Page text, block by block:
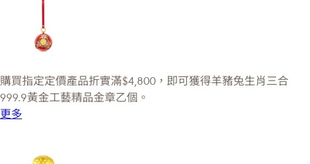
購買指定定價產品折實滿$4,800，即可獲得羊豬兔生肖三合
999.9黃金工藝精品金章乙個。
更多